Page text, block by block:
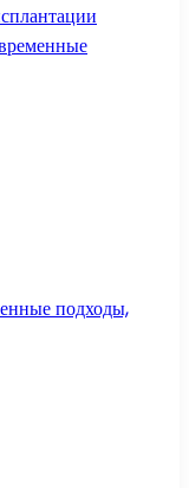
подходы,